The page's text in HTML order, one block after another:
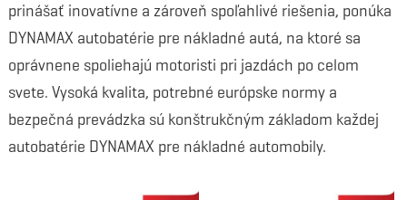
prinášať inovatívne a zároveň spoľahlivé riešenia, ponúka
DYNAMAX autobatérie pre nákladné autá, na ktoré sa
oprávnene spoliehajú motoristi pri jazdách po celom
svete. Vysoká kvalita, potrebné európske normy a
bezpečná prevádzka sú konštrukčným základom každej
autobatérie DYNAMAX pre nákladné automobily.